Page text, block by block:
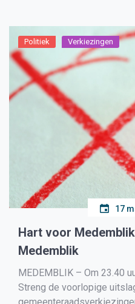
Politiek Verkiezingen
17
Hart voor
Medemblik
MEDEMBLIK – Om 23.40
Streng de voorlopige